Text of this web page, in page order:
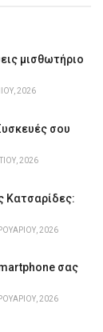
μισθωτήριο
2026
σου
2026
Κατσαρίδες:
2026
σας
2026